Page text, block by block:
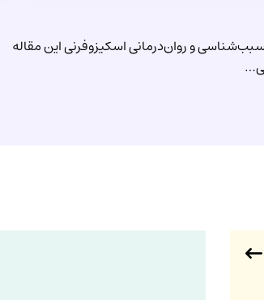
و روان‌درمانی اسکیزوفرنی این مقاله